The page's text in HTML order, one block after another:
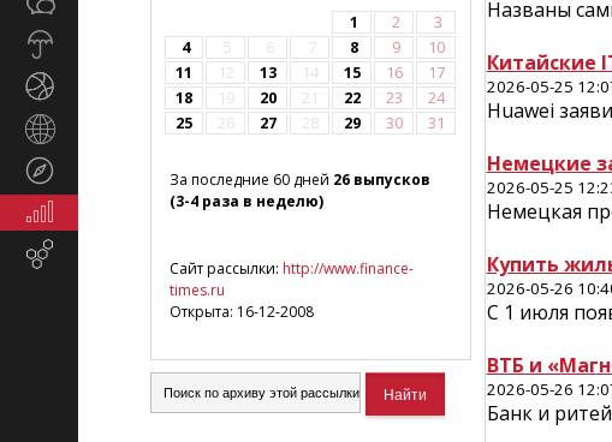
Экономика
маркетинг
1 2
3
4
5 6 7 8 9
10
11
12 13 14 15 16
17
18
19 20 21 22 23
24
25
26 27 28 29 30 31
За последние 60 дней 26 выпусков
(3-4 раза в неделю)
Сайт рассылки: http://www.finance-
times.ru
Открыта: 16-12-2008
Названы
Китайские
2026-05-25
Huawei
Немецкие
2026-05-25
Немецкая
Купить
2026-05-26
С 1 июля
ВТБ и
2026-05-26
Банк и